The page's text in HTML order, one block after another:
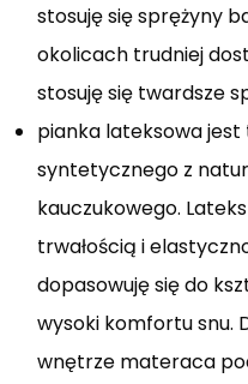
stosuję się sprężyny
okolicach trudniej
stosuję się twardsze
pianka lateksowa
syntetycznego z
kauczukowego.
trwałością i
dopasowuję się do
wysoki komfortu snu.
wnętrze materaca